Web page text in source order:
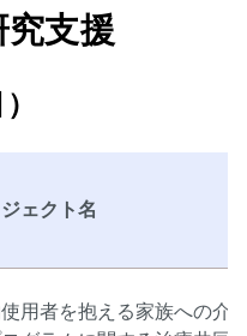
支援
ェクト名
用者を抱える家族への介